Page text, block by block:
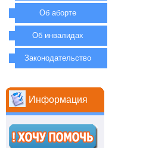
Об аборте
Об инвалидах
Законодательство
Информация